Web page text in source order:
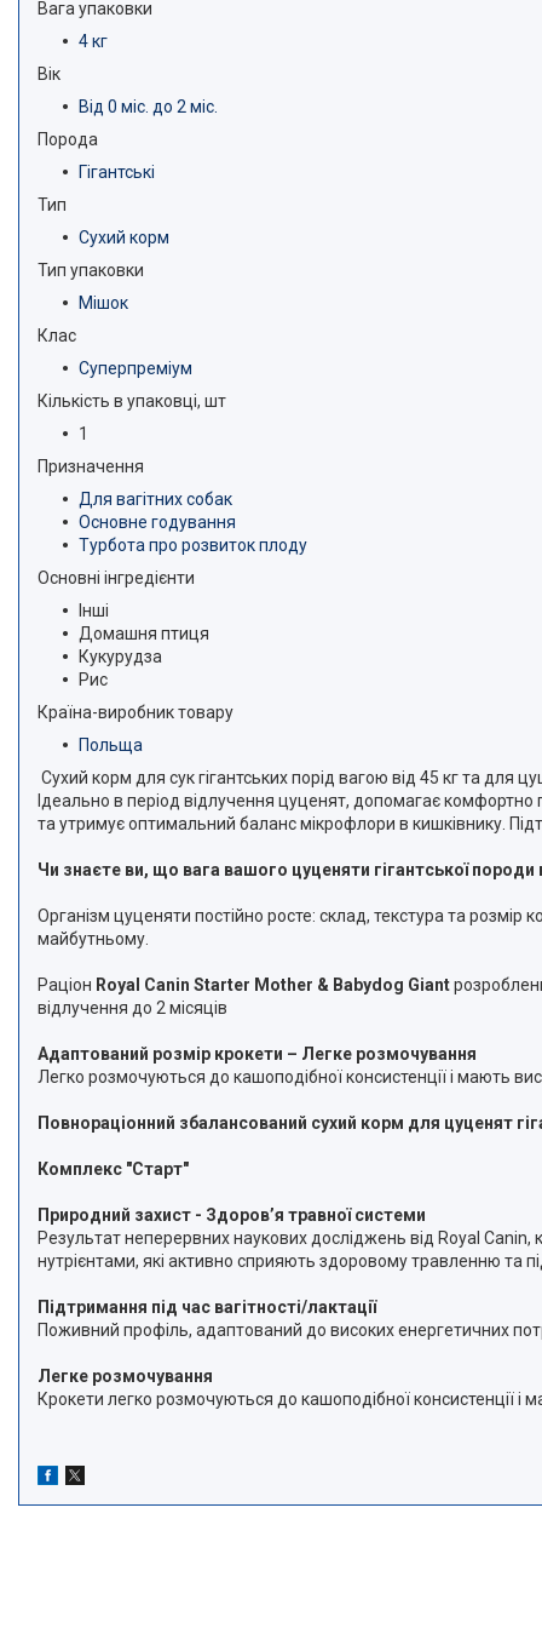
Вага упаковки
4 кг
Вік
Від 0 міс. до 2 міс.
Порода
Гігантські
Тип
Сухий корм
Тип упаковки
Мішок
Клас
Суперпреміум
Кількість в упаковці, шт
1
Призначення
Для вагітних собак
Основне годування
Турбота про розвиток плоду
Основні інгредієнти
Інші
Домашня птиця
Кукурудза
Рис
Країна-виробник товару
Польща
Сухий корм для сук гігантських порід вагою від 45 кг та для
Ідеально в період відлучення цуценят, допомагає
та утримує оптимальний баланс мікрофлори в кишківнику.
Чи знаєте ви, що вага вашого цуценяти гігантської
Організм цуценяти постійно росте: склад, текстура та розмір
майбутньому.
Раціон Royal Canin Starter Mother & Babydog Giant
відлучення до 2 місяців
Адаптований розмір крокети – Легке розмочування
Легко розмочуються до кашоподібної консистенції і мають
Повнораціонний збалансований сухий корм для цуценят
Комплекс "Старт"
Природний захист - Здоров’я травної системи
Результат неперервних наукових досліджень від Royal
нутрієнтами, які активно сприяють здоровому травленню та
Підтримання під час вагітності/лактації
Поживний профіль, адаптований до високих енергетичних
Легке розмочування
Крокети легко розмочуються до кашоподібної консистенції і